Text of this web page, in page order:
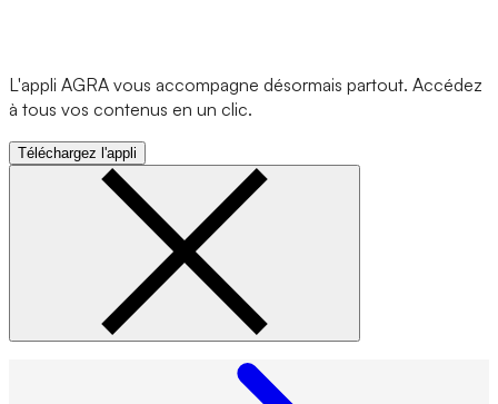
L'appli AGRA vous accompagne désormais partout. Accédez
à tous vos contenus en un clic.
Téléchargez l'appli